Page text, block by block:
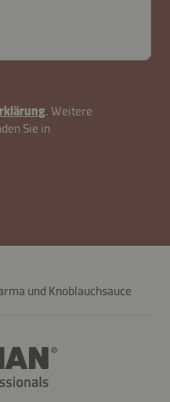
. Weitere
Sie in
und Knoblauchsauce